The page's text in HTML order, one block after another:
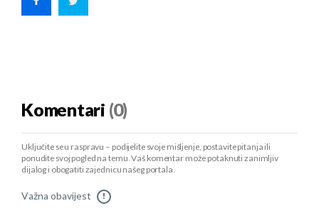
Komentari (0)
Uključite se u raspravu – podijelite svoje mišljenje, postavite pitanja ili
ponudite svoj pogled na temu. Vaš komentar može potaknuti zanimljiv
dijalog i obogatiti zajednicu našeg portala.
Važna obavijest !